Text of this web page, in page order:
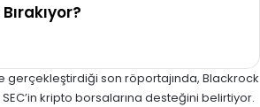
gerçekleştirdiği son röportajında, Blackrock
kripto borsalarına desteğini belirtiyor.